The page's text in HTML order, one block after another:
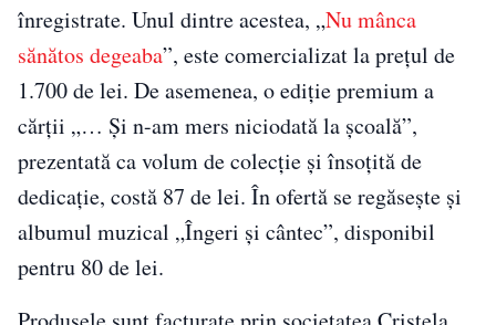
înregistrate. Unul dintre acestea, „Nu mânca
sănătos degeaba”, este comercializat la prețul de
1.700 de lei. De asemenea, o ediție premium a
cărții „… Și n-am mers niciodată la școală”,
prezentată ca volum de colecție și însoțită de
dedicație, costă 87 de lei. În ofertă se regăsește și
albumul muzical „Îngeri și cântec”, disponibil
pentru 80 de lei.